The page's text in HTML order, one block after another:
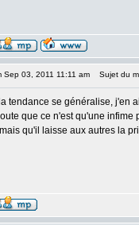
Sep 03, 2011 11:11 am Sujet du
tendance se généralise, j'en
que ce n'est qu'une
qu'il laisse aux autres la